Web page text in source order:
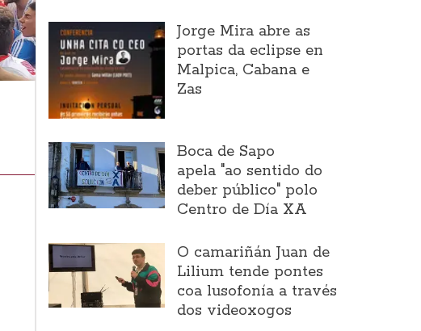
Jorge Mira abre as
portas da eclipse en
Malpica, Cabana e
Zas
Boca de Sapo
apela "ao sentido do
deber público" polo
Centro de Día XA
O camariñán Juan de
Lilium tende pontes
coa lusofonía a través
dos videoxogos